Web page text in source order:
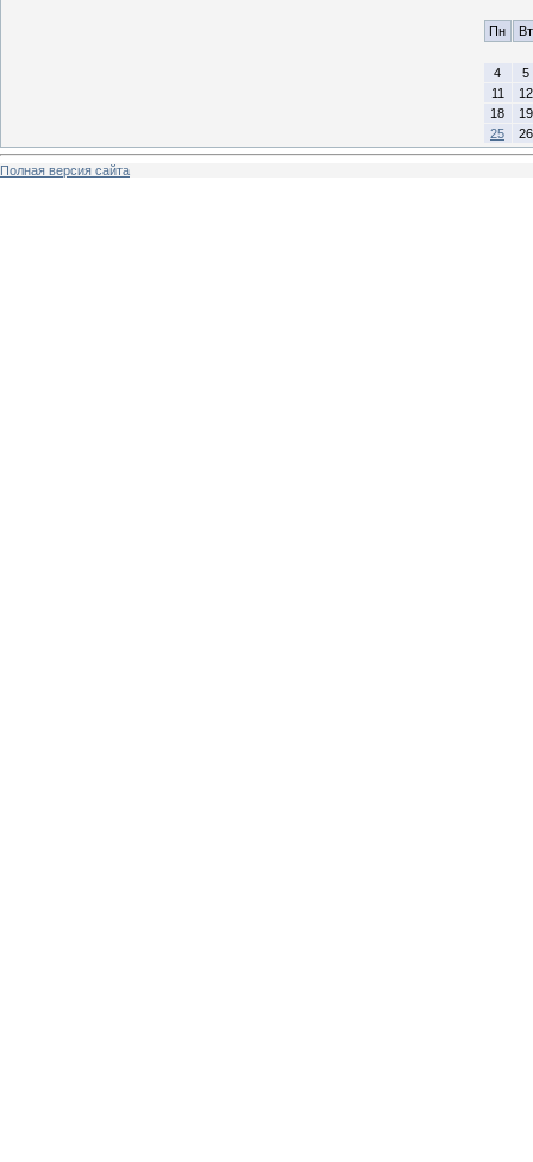
Пн Вт
4
5
11
12
18
19
25
26
Полная версия сайта